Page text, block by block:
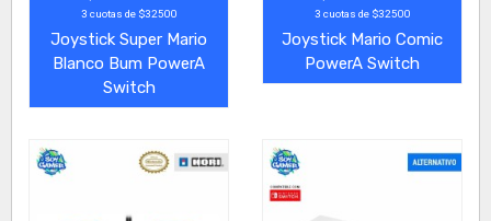
3 cuotas de $32500
Joystick Super Mario
Blanco Bum PowerA
Switch
3 cuotas de $32500
Joystick Mario Comic
PowerA Switch